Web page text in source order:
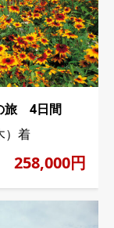
旅 4日間
）着
258,000円